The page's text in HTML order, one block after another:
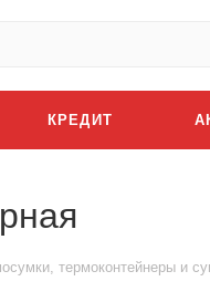
КРЕДИТ
термоконтейнеры и